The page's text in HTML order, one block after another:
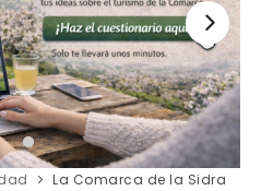
La Comarca de la Sidra